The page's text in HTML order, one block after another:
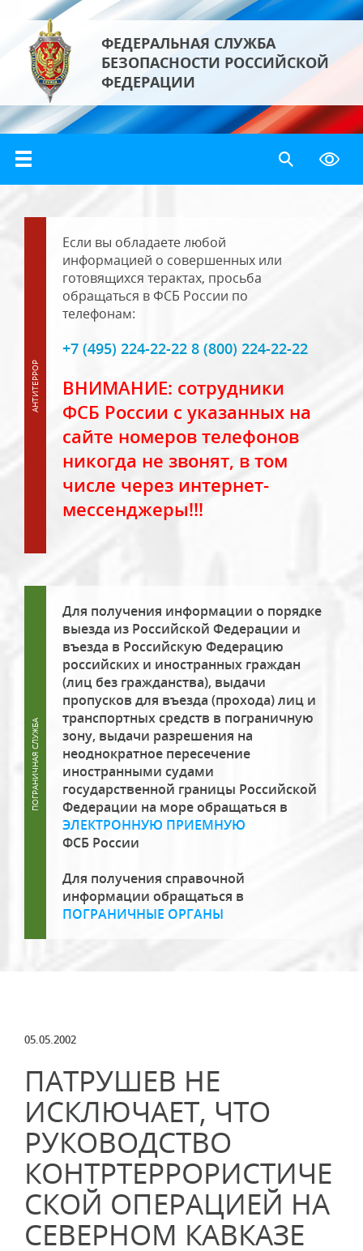
ФЕДЕРАЛЬНАЯ СЛУЖБА
БЕЗОПАСНОСТИ РОССИЙСКОЙ
ФЕДЕРАЦИИ
Если вы обладаете любой
информацией о совершенных или
готовящихся терактах, просьба
обращаться в ФСБ России по
телефонам:
+7 (495) 224-22-22 8 (800) 224-22-22
ВНИМАНИЕ: сотрудники
ФСБ России с указанных на
сайте номеров телефонов
никогда не звонят, в том
числе через интернет-
мессенджеры!!!
Для получения информации о порядке
выезда из Российской Федерации и
въезда в Российскую Федерацию
российских и иностранных граждан
(лиц без гражданства), выдачи
пропусков для въезда (прохода) лиц и
транспортных средств в пограничную
зону, выдачи разрешения на
неоднократное пересечение
иностранными судами
государственной границы Российской
Федерации на море обращаться в
ЭЛЕКТРОННУЮ ПРИЕМНУЮ
ФСБ России
Для получения справочной
информации обращаться в
ПОГРАНИЧНЫЕ ОРГАНЫ
05.05.2002
ПАТРУШЕВ НЕ
ИСКЛЮЧАЕТ, ЧТО
РУКОВОДСТВО
КОНТРТЕРРОРИСТИЧЕ
СКОЙ ОПЕРАЦИЕЙ НА
СЕВЕРНОМ КАВКАЗЕ